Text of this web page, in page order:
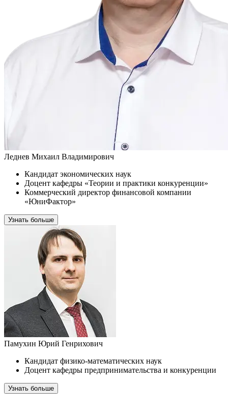
Леднев Михаил Владимирович
Кандидат экономических наук
Доцент кафедры «Теории и практики конкуренции»
Коммерческий директор финансовой компании
«ЮниФактор»
Узнать больше
Памухин Юрий Генрихович
Кандидат физико-математических наук
Доцент кафедры предпринимательства и конкуренции
Узнать больше